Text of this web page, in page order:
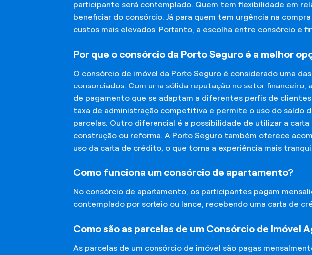
participante será contemplado. Quem tem flexibilidade em
beneficiar do consórcio. Já para quem tem urgência na
custos mais elevados. Portanto, a escolha entre consórcio e
Por que o consórcio da Porto Seguro é a melhor
O consórcio de imóvel da Porto Seguro é considerado uma
consorciados. Com uma sólida reputação no setor
de pagamento que se adaptam a diferentes perfis de
taxa de administração competitiva e permite o uso do saldo
parcelas. Outro diferencial é a possibilidade de utilizar a
construção ou reforma. A Porto Seguro também oferece
uso da carta de crédito, o que torna a experiência mais
Como funciona um consórcio de apartamento?
No consórcio de apartamento, os participantes pagam
contemplado por sorteio ou lance, recebendo uma carta de
Como são as parcelas de um Consórcio de Imóvel
As parcelas de um consórcio de imóvel são pagas